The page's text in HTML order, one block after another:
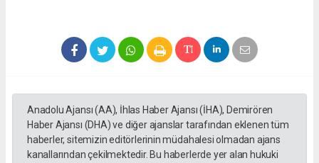
Anadolu Ajansı (AA), İhlas Haber Ajansı (İHA), Demirören
Haber Ajansı (DHA) ve diğer ajanslar tarafından eklenen tüm
haberler, sitemizin editörlerinin müdahalesi olmadan ajans
kanallarından çekilmektedir. Bu haberlerde yer alan hukuki